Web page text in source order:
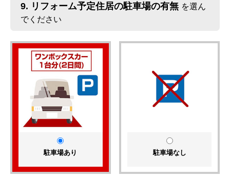
9. リフォーム予定住居の駐車場の有無 を選ん
でください
駐車場あり 駐車場なし